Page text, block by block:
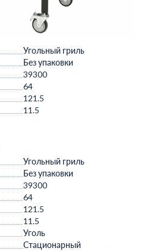
Угольный гриль
Без упаковки
39300
64
121.5
11.5
Угольный гриль
Без упаковки
39300
64
121.5
11.5
Уголь
Стационарный